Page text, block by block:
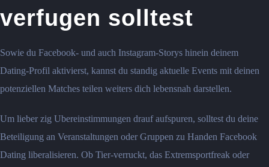
verfugen solltest
Sowie du Facebook- und auch Instagram-Storys hinein deinem
Dating-Profil aktivierst, kannst du standig aktuelle Events mit deinen
potenziellen Matches teilen weiters dich lebensnah darstellen.
Um lieber zig Ubereinstimmungen drauf aufspuren, solltest du deine
Beteiligung an Veranstaltungen oder Gruppen zu Handen Facebook
Dating liberalisieren. Ob Tier-verruckt, das Extremsportfreak oder